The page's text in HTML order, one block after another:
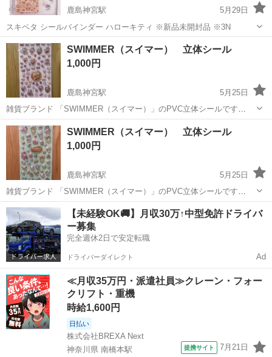
鹿島神宮駅
5月29日
スキペタ シールバインダー ハローキティ ※新品未開封品 ※3N
茨城 鹿嶋市 手帳
SWIMMER（スイマー） 立体シール
1,000円
鹿島神宮駅
5月25日
雑貨ブランド 「SWIMMER（スイマー）」のPVC立体シールです
※3N
茨城 鹿嶋市 手帳 スイマー
SWIMMER（スイマー） 立体シール
1,000円
鹿島神宮駅
5月25日
雑貨ブランド 「SWIMMER（スイマー）」のPVC立体シールです
※3N
茨城 鹿嶋市 鹿島神宮駅 手帳 スイマー
【未経験OK🚚】月収30万↑中型免許ドライバ
ー募集
完全週休2日で安定転職
ドライバーダイレクト Ad
≪月収35万円・派遣社員≫クレーン・フォー
クリフト・重機
時給1,600円
日払い
株式会社BREXA Next
神奈川県 南橋本駅
提携サイト 7月21日